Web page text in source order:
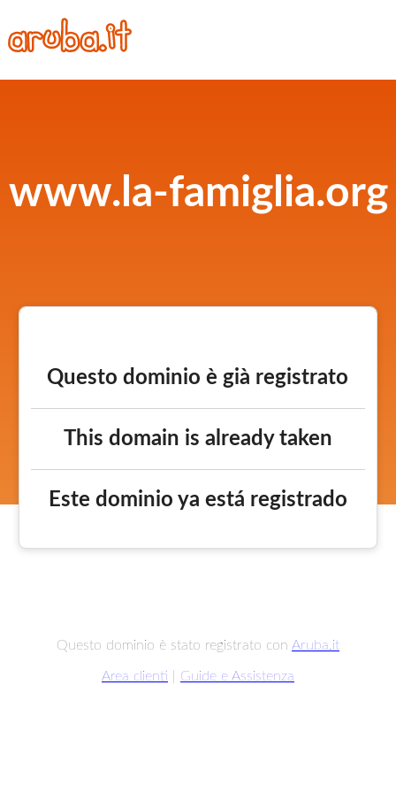
www.la-famiglia.org
Questo dominio è già registrato
This domain is already taken
Este dominio ya está registrado
Questo dominio è stato registrato con Aruba.it
Area clienti Guide e Assistenza